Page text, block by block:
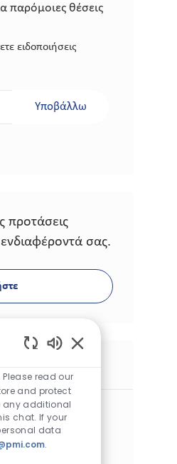
παρόμοιες θέσεις
ειδοποιήσεις
Υποβάλλω
προτάσεις
σας.
西中部）
Μόνιμος
δημοσίευσης
read our
and protect
any additional
chat. If your
data
.